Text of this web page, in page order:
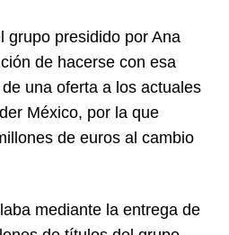
grupo presidido por Ana
de hacerse con esa
una oferta a los actuales
México, por la que
de euros al cambio
mediante la entrega de